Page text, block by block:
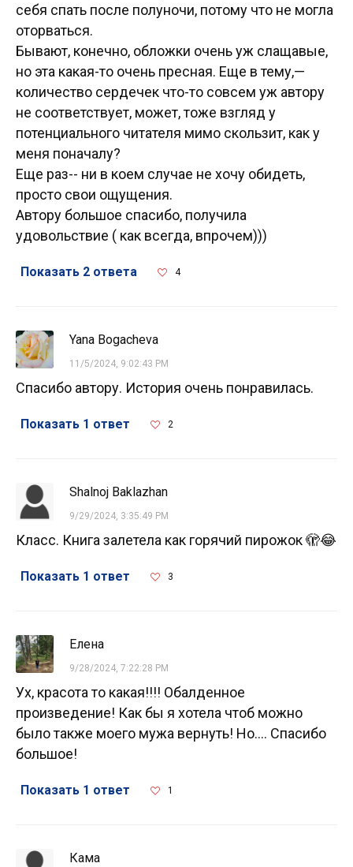
себя спать после полуночи, потому что не могла
оторваться.
Бывают, конечно, обложки очень уж слащавые,
но эта какая-то очень пресная. Еще в тему,—
количество сердечек что-то совсем уж автору
не соответствует, может, тоже взгляд у
потенциального читателя мимо скользит, как у
меня поначалу?
Еще раз-- ни в коем случае не хочу обидеть,
просто свои ощущения.
Автору большое спасибо, получила
удовольствие ( как всегда, впрочем)))
Показать 2 ответа 4
Yana Bogacheva
11/5/2024, 9:02:43 PM
Спасибо автору. История очень понравилась.
Показать 1 ответ 2
Shalnoj Baklazhan
9/29/2024, 3:35:49 PM
Класс. Книга залетела как горячий пирожок 🫣😂
Показать 1 ответ 3
Елена
9/28/2024, 7:22:28 PM
Ух, красота то какая!!!! Обалденное
произведение! Как бы я хотела чтоб можно
было также моего мужа вернуть! Но.... Спасибо
большое!
Показать 1 ответ 1
Кама